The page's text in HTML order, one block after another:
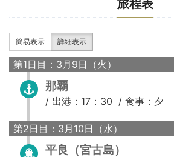
旅程表
簡易表示 詳細表示
第1日目：3月9日（火）
那覇
/ 出港：17：30 / 食事：夕
第2日目：3月10日（水）
平良（宮古島）